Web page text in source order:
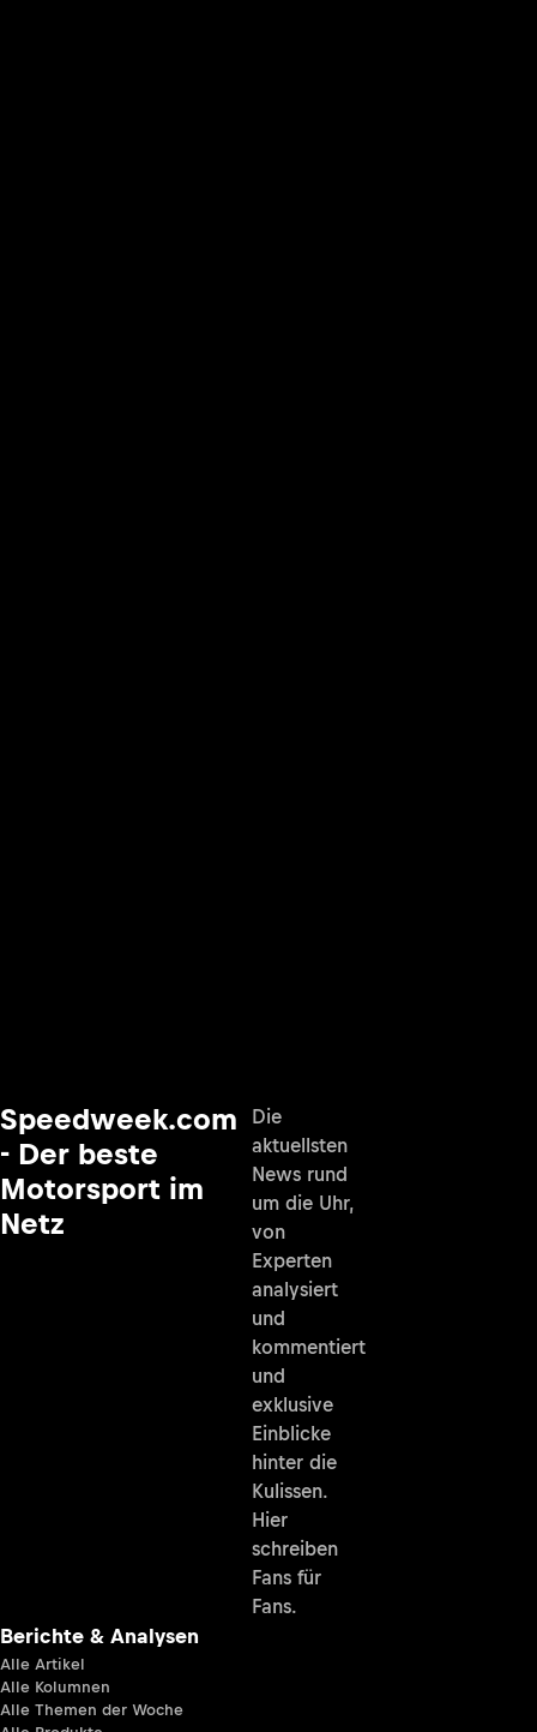
Speedweek.com
- Der beste
Motorsport im
Netz
Die
aktuellsten
News rund
um die Uhr,
von
Experten
analysiert
und
kommentiert
und
exklusive
Einblicke
hinter die
Kulissen.
Hier
schreiben
Fans für
Fans.
Berichte & Analysen
Alle Artikel
Alle Kolumnen
Alle Themen der Woche